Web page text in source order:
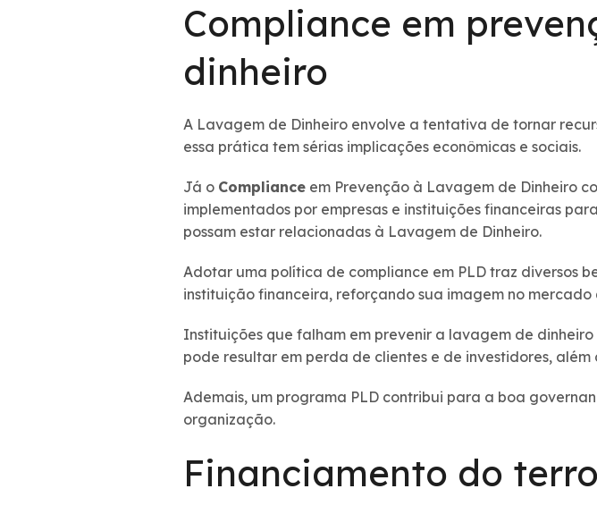
Compliance em
dinheiro
A Lavagem de Dinheiro envolve a tentativa de tornar
essa prática tem sérias implicações econômicas e sociais.
Já o Complianceem Prevenção à Lavagem de Dinheiro
implementados por empresas e instituições financeiras
possam estar relacionadas à Lavagem de Dinheiro.
Adotar uma política de compliance em PLD traz diversos
instituição financeira, reforçando sua imagem no
Instituições que falham em prevenir a lavagem de
pode resultar em perda de clientes e de investidores, além
Ademais, um programa PLD contribui para a boa
organização.
Financiamento do